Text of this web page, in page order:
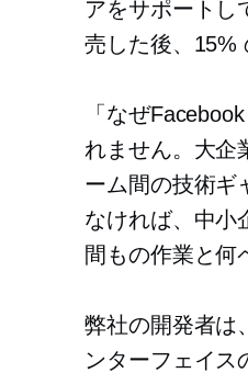
アをサポートし
売した後、15%
「なぜ
れません。大企
ーム間の技術ギ
なければ、中小
間もの作業と何
弊社の開発者は
ンターフェイス